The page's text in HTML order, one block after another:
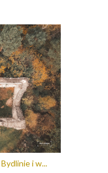
i w...